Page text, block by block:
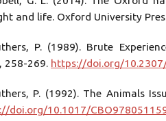
and life. Oxford University
P. (1989). Brute
258-269. https://doi.org/
P. (1992). The Animals
doi.org/10.1017/